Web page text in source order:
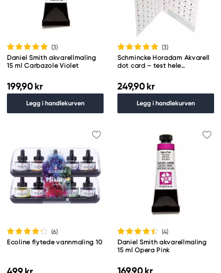
(3)
Daniel Smith akvarellmaling
15 ml Carbazole Violet
199,90 kr
Legg i handlekurven
(3)
Schmincke Horadam Akvarell
dot card – test hele
249,90 kr
Legg i handlekurven
(6)
Ecoline flytede vannmaling 10
(4)
Daniel Smith akvarellmaling
15 ml Opera Pink
169,90 kr